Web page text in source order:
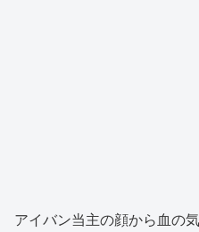
アイバン当主の顔から血の